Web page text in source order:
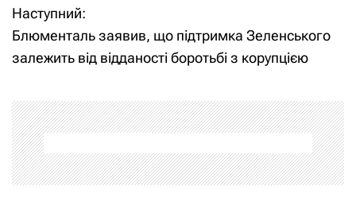
в
і
а
ц
і
Наступний:
Блюменталь заявив, що підтримка Зеленського
залежить від відданості боротьбі з корупцією